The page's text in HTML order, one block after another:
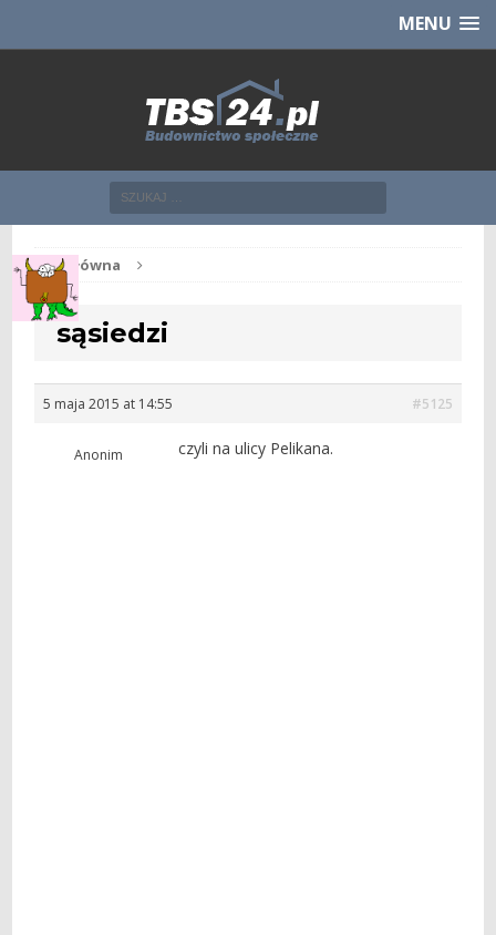
CHCĘ [klik]MENU
Str. główna
sąsiedzi
5 maja 2015 at 14:55 #5125
Anonim czyli na ulicy Pelikana.